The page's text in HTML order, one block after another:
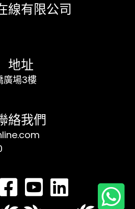
線有限公司
地址
廣場3樓
絡我們